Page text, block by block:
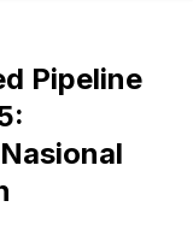
Pipeline